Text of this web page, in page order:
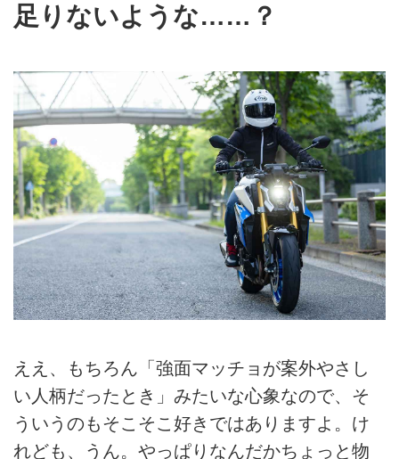
足りないような……？
ええ、もちろん「強面マッチョが案外やさし
い人柄だったとき」みたいな心象なので、そ
ういうのもそこそこ好きではありますよ。け
れども、うん。やっぱりなんだかちょっと物